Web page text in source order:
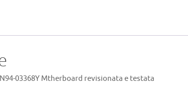
03368Y Mtherboard revisionata e testata